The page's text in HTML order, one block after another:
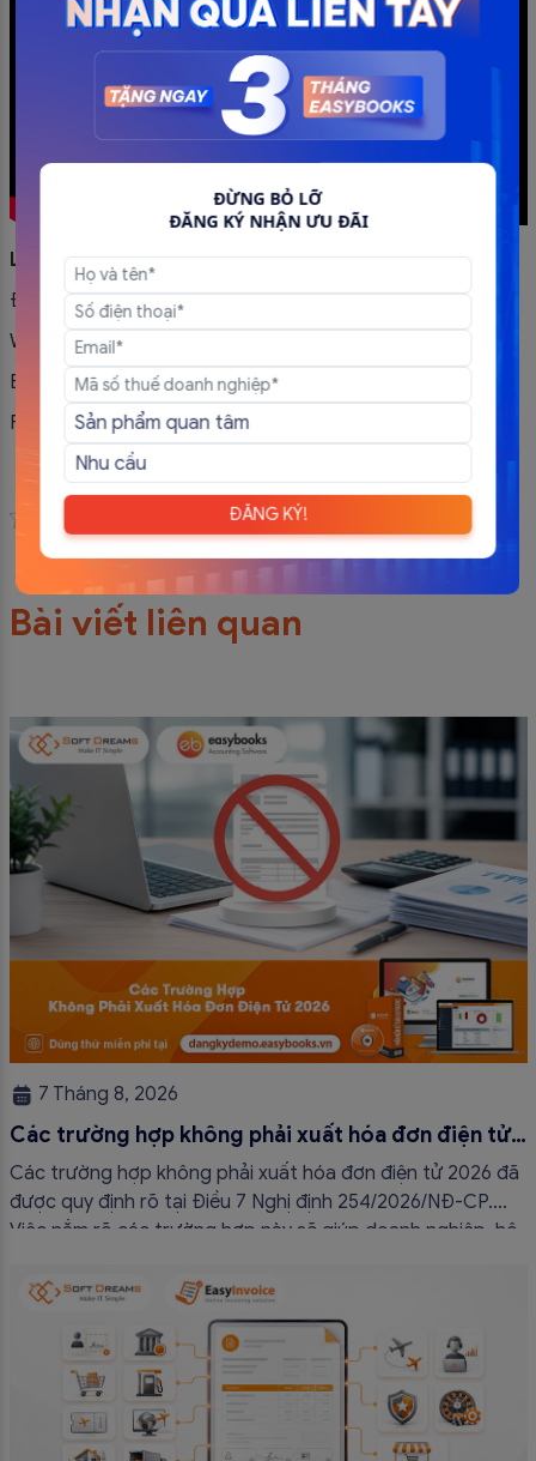
ĐỪNG BỎ LỠ
ĐĂNG KÝ NHẬN ƯU ĐÃI
ĐĂNG KÝ!
Liên hệ để được tư vấn về phần mềm hóa đơn điện tử
Điện thoại:0943 861 931
Website:https://easyinvoice.vn/
Email:
hoadondientues@gmail.com
Facebook: https://www.facebook.com/easyinvoice.vn
Đánh giá bài viết
Bài viết liên quan
7 Tháng 8, 2026
Các trường hợp không phải xuất hóa đơn điện tử
2026
Các trường hợp không phải xuất hóa đơn điện tử 2026 đã
được quy định rõ tại Điều 7 Nghị định 254/2026/NĐ-CP.
Việc nắm rõ các trường hợp này sẽ giúp doanh nghiệp, hộ
tránh lập hóa đơn không cần thiết hoặc áp […]